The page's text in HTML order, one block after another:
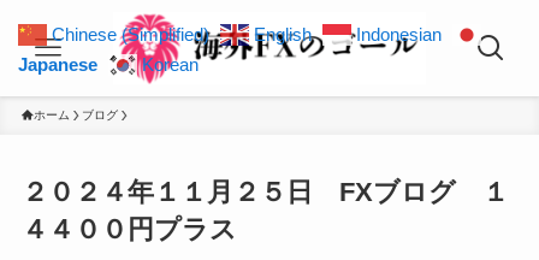
ホーム ブログ
２０２４年１１月２５日 FXブログ １
４４００円プラス
Chinese (Simplified) English
Indonesian
Japanese
Korean